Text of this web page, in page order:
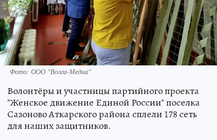
Фото: ООО "Волга-Медиа"
Волонтёры и участницы партийного проекта
"Женское движение Единой России" поселка
Сазоново Аткарского района сплели 178 сеть
для наших защитников.